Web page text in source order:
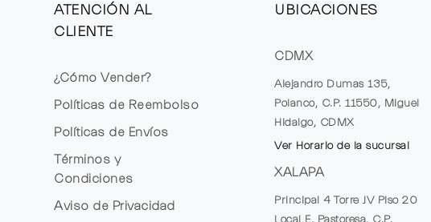
ATENCIÓN AL
CLIENTE
¿Cómo Vender?
Políticas de Reembolso
Políticas de Envíos
Términos y
Condiciones
Aviso de Privacidad
UBICACIONES
CDMX
Alejandro Dumas 135,
Polanco, C.P. 11550, Miguel
Hidalgo, CDMX
Ver Horario de la sucursal
XALAPA
Principal 4 Torre JV Piso 20
Local E, Pastoresa, C.P.